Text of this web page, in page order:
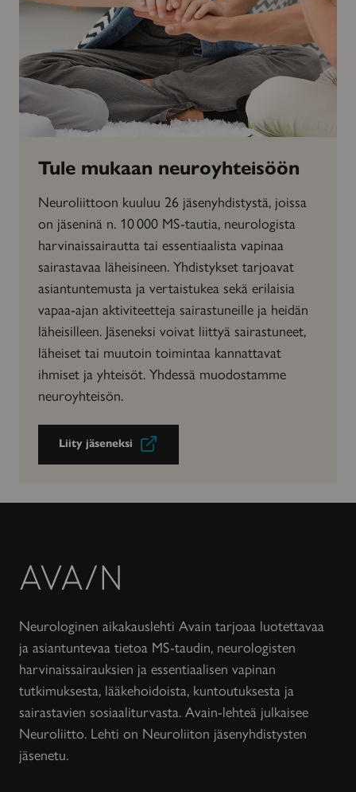
Tule mukaan neuroyhteisöön
Neuroliittoon kuuluu 26 jäsenyhdistystä, joissa
on jäseninä n. 10 000 MS-tautia, neurologista
harvinaissairautta tai essentiaalista vapinaa
sairastavaa läheisineen. Yhdistykset tarjoavat
asiantuntemusta ja vertaistukea sekä erilaisia
vapaa-ajan aktiviteetteja sairastuneille ja heidän
läheisilleen. Jäseneksi voivat liittyä sairastuneet,
läheiset tai muutoin toimintaa kannattavat
ihmiset ja yhteisöt. Yhdessä muodostamme
neuroyhteisön.
Liity jäseneksi
Avain-
lehti
Neurologinen aikakauslehti Avain tarjoaa luotettavaa
ja asiantuntevaa tietoa MS-taudin, neurologisten
harvinaissairauksien ja essentiaalisen vapinan
tutkimuksesta, lääkehoidoista, kuntoutuksesta ja
sairastavien sosiaaliturvasta. Avain-lehteä julkaisee
Neuroliitto. Lehti on Neuroliiton jäsenyhdistysten
jäsenetu.